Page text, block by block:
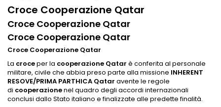
Croce Cooperazione Qatar
Croce Cooperazione Qatar
Croce Cooperazione Qatar
Croce Cooperazione Qatar
La croceper la cooperazione Qatar è conferita al personale
militare, civile che abbia preso parte alla missione INHERENT
RESOVE/PRIMA PARTHICA Qatar avente le regole
di cooperazionenel quadro degli accordi internazionali
conclusi dallo Stato italiano e finalizzate alle predette finalità.